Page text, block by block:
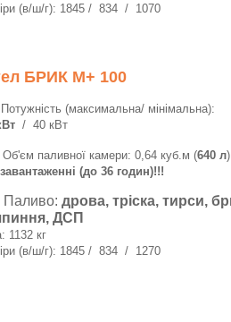
(в/ш/г): 1845 / 834 / 1070
БРИК M+ 100
(максимальна/ мінімальна):
/ 40 кВт
паливної камери: 0,64 куб.м (640 л
(до 36 годин)!!!
Паливо: дрова, тріска, тирси,
ДСП
1132 кг
(в/ш/г): 1845 / 834 / 1270